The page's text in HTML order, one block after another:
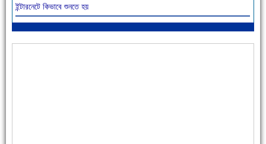
আজ বিশিষ্ট শিক্ষাবিদ এ.টি. আহমেদ হোসাইন রুশদীর ৪৬তম মৃত্যুবার্ষিকী
ইন্টারনেটে কিভাবে শুনতে হয়